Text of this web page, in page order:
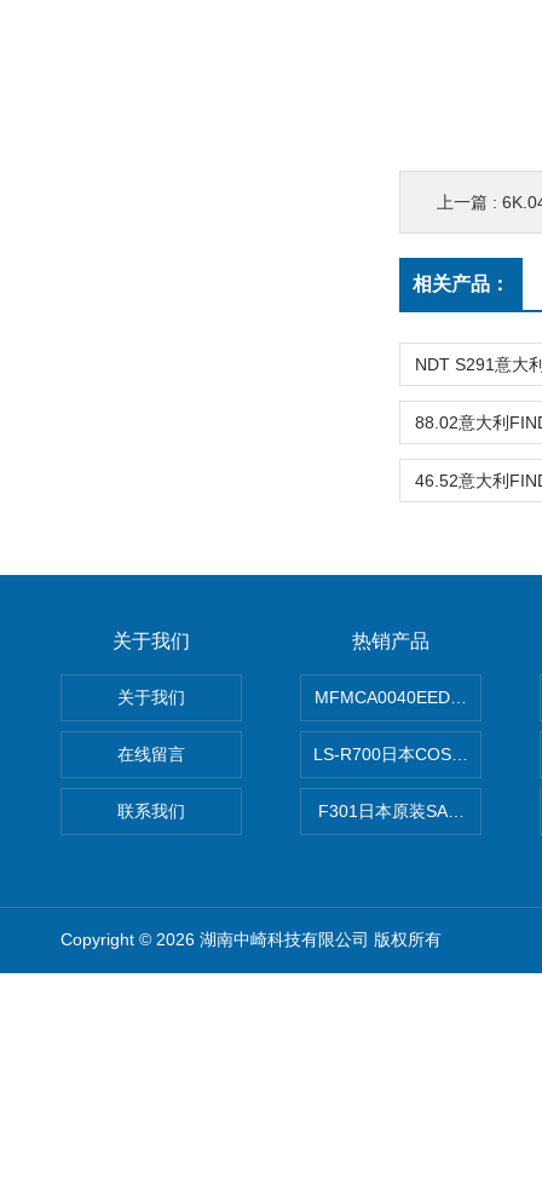
上一篇 :
相关产品：
关于我们
关于我们
在线留言
联系我们
热销产品
MFMCA0040EED-H日本
LS-R700日本COSMO科斯莫
F301日本原装SANAI三爱旋
Copyright © 2026 湖南中崎科技有限公司 版权所有